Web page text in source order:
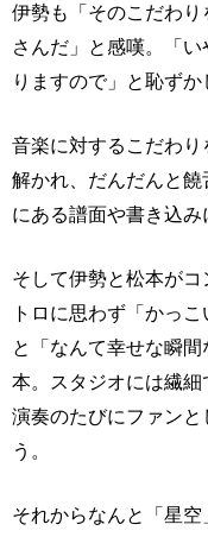
伊勢も「そのこだわ
さんだ」と感嘆。「
りますので」と恥ずか
音楽に対するこだわ
解かれ、だんだんと
にある譜面や書き込み
そして伊勢と松本が
トロに思わず「かっ
と「なんて幸せな瞬
本。スタジオには繊細
演奏のたびにファン
う。
それからなんと「星